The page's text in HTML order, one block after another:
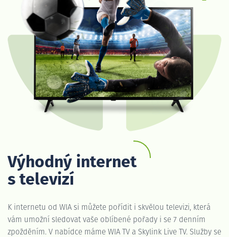
Výhodný internet
s televizí
K internetu od WIA si můžete pořídit i skvělou televizi, která
vám umožní sledovat vaše oblíbené pořady i se 7 denním
zpožděním. V nabídce máme WIA TV a Skylink Live TV. Služby se